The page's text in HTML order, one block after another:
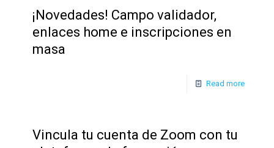
¡Novedades! Campo validador,
enlaces home e inscripciones en
masa
Read more
Vincula tu cuenta de Zoom con tu